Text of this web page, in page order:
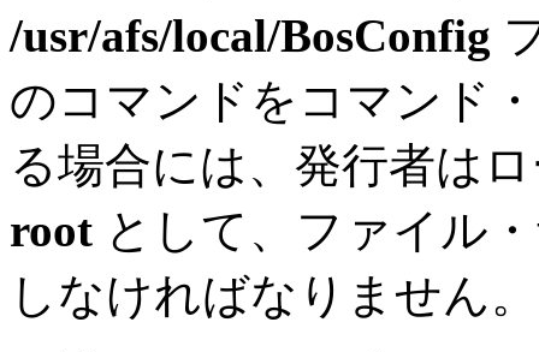
/usr/afs/local/BosConfig
のコマンドをコマンド
る場合には、発行者は
root として、ファイル
しなければなりません。